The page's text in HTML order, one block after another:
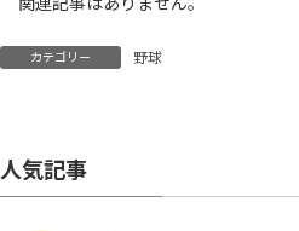
カテゴリー 野球
人気記事